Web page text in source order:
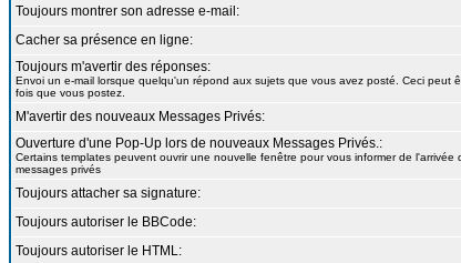
Toujours montrer son adresse e-mail:
Cacher sa présence en ligne:
Toujours m'avertir des réponses:
Envoi un e-mail lorsque quelqu'un répond aux sujets que vous avez posté. Ceci peut
fois que vous postez.
M'avertir des nouveaux Messages Privés:
Ouverture d'une Pop-Up lors de nouveaux Messages Privés.:
Certains templates peuvent ouvrir une nouvelle fenêtre pour vous informer de l'arrivée
messages privés
Toujours attacher sa signature:
Toujours autoriser le BBCode:
Toujours autoriser le HTML: